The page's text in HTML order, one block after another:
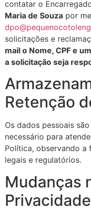
contatar o
Maria de Souza por
solicitações e
mail o Nome, CPF e
a solicitação seja
Retenção
Os dados pessoais
necessário para
Política, observando a
legais e regulatórios.
Mudanças
Privacidade